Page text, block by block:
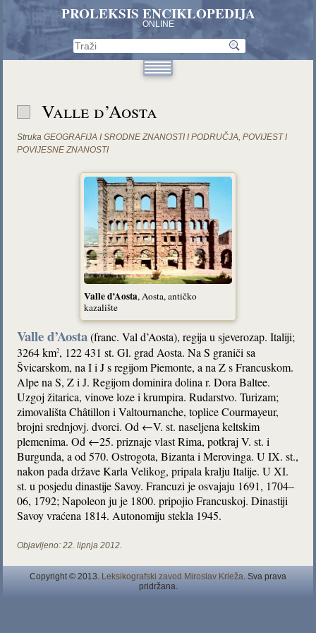
PROLEKSIS ENCIKLOPEDIJA
ONLINE
Valle d’Aosta
Struka GEOGRAFIJA I SRODNE ZNANOSTI I PODRUČJA,POVIJEST I
POVIJESNE ZNANOSTI
Valle d’Aosta, Aosta, antičko
kazalište
Valle d’Aosta(franc. Val d’Aosta), regija u sjeverozap. Italiji;
3264 km2, 122 431 st. Gl. grad Aosta. Na S graniči sa
Švicarskom, na I i J s regijom Piemonte, a na Z s Francuskom.
Alpe na S, Z i J. Regijom dominira dolina r. Dora Baltee.
Uzgoj žitarica, vinove loze i krumpira. Rudarstvo. Turizam;
zimovališta Châtillon i Valtournanche, toplice Courmayeur,
brojni srednjovj. dvorci. Od ←V. st. naseljena keltskim
plemenima. Od ←25. priznaje vlast Rima, potkraj V. st. i
Burgunda, a od 570. Ostrogota, Bizanta i Merovinga. U IX. st.,
nakon pada države Karla Velikog, pripala kralju Italije. U XI.
st. u posjedu dinastije Savoy. Francuzi je osvajaju 1691, 1704–
06, 1792; Napoleon ju je 1800. pripojio Francuskoj. Dinastiji
Savoy vraćena 1814. Autonomiju stekla 1945.
Objavljeno: 22. lipnja 2012.
Copyright © 2013. Leksikografski zavod Miroslav Krleža. Sva prava
pridržana.